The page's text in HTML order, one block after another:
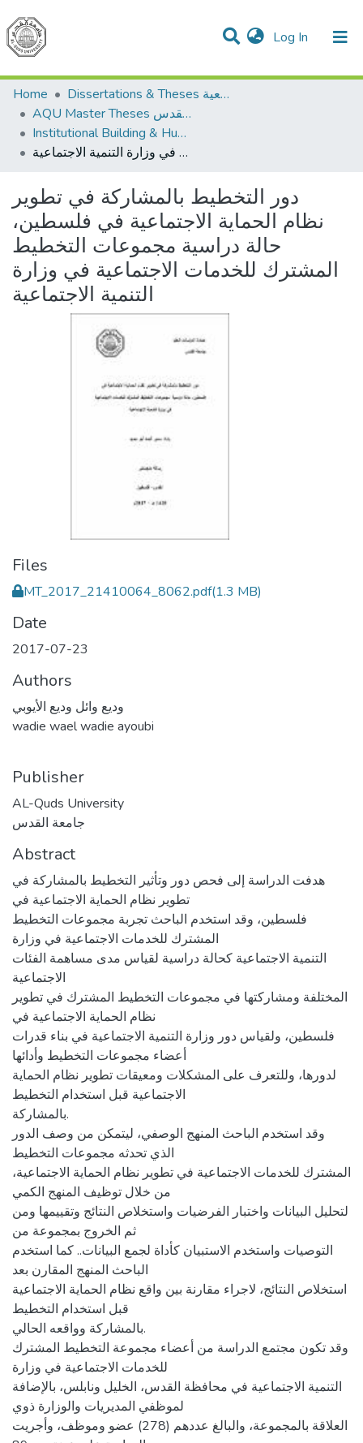
Log In (current)
Communities & Collections
All of DSpace
Home
Dissertations & Theses الرسائل الجامعية
AQU Master Theses الرسائل الجامعية الخاصة بجامعة القدس
Institutional Building & Human Res. Dev. بناء مؤسسات وتنمية موارد بشرية
دور التخطيط بالمشاركة في تطوير نظام الحماية الاجتماعية في فلسطين، حالة دراسية مجموعات التخطيط المشترك للخدمات الاجتماعية في وزارة التنمية الاجتماعية
دور التخطيط بالمشاركة في تطوير
نظام الحماية الاجتماعية في فلسطين،
حالة دراسية مجموعات التخطيط
المشترك للخدمات الاجتماعية في وزارة
التنمية الاجتماعية
Files
MT_2017_21410064_8062.pdf(1.3 MB)
Date
2017-07-23
Authors
وديع وائل وديع الأيوبي
wadie wael wadie ayoubi
Publisher
AL-Quds University
جامعة القدس
Abstract
هدفت الدراسة إلى فحص دور وتأثیر التخطیط بالمشاركة في
تطویر نظام الحمایة الاجتماعیة في
فلسطین، وقد استخدم الباحث تجربة مجموعات التخطیط
المشترك للخدمات الاجتماعیة في وزارة
التنمیة الاجتماعیة كحالة دراسیة لقیاس مدى مساهمة الفئات
الاجتماعیة
المختلفة ومشاركتها في مجموعات التخطیط المشترك في تطویر
نظام الحمایة الاجتماعیة في
فلسطین، ولقیاس دور وزارة التنمیة الاجتماعیة في بناء قدرات
أعضاء مجموعات التخطیط وأدائها
لدورها، وللتعرف على المشكلات ومعیقات تطویر نظام الحمایة
الاجتماعیة قبل استخدام التخطیط
بالمشاركة.
وقد استخدم الباحث المنهج الوصفي، لیتمكن من وصف الدور
الذي تحدثه مجموعات التخطیط
المشترك للخدمات الاجتماعیة في تطویر نظام الحمایة الاجتماعیة،
من خلال توظیف المنهج الكمي
لتحلیل البیانات واختبار الفرضیات واستخلاص النتائج وتقییمها ومن
ثم الخروج بمجموعة من
التوصیات واستخدم الاستبیان كأداة لجمع البیانات.. كما استخدم
الباحث المنهج المقارن بعد
استخلاص النتائج، لاجراء مقارنة بین واقع نظام الحمایة الاجتماعیة
قبل استخدام التخطیط
بالمشاركة وواقعه الحالي.
وقد تكون مجتمع الدراسة من أعضاء مجموعة التخطیط المشترك
للخدمات الاجتماعیة في وزارة
التنمیة الاجتماعیة في محافظة القدس، الخلیل ونابلس، بالإضافة
لموظفي المدیریات والوزارة ذوي
العلاقة بالمجموعة، والبالغ عددهم (278) عضو وموظف، وأجریت